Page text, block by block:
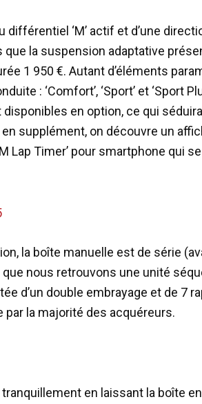
différentiel ‘M’ actif et d’une
la suspension adaptative
1 950 €. Autant d’éléments
: ‘Comfort’, ‘Sport’ et ‘Sport
en option, ce qui
supplément, on découvre un
Lap Timer’ pour smartphone qui
la boîte manuelle est de série
nous retrouvons une unité
d’un double embrayage et de 7
la majorité des acquéreurs.
en laissant la boîte